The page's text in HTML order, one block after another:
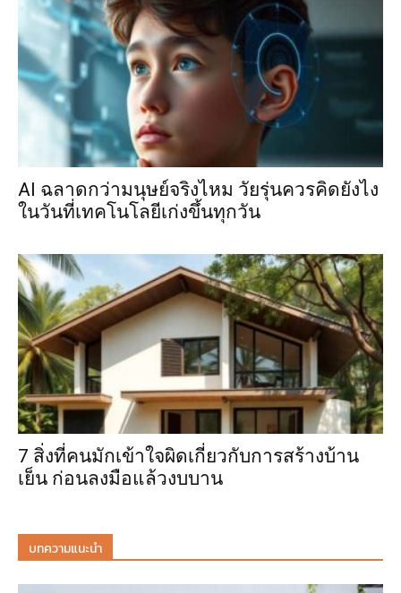
AI ฉลาดกว่ามนุษย์จริงไหม วัยรุ่นควรคิดยังไง
ในวันที่เทคโนโลยีเก่งขึ้นทุกวัน
7 สิ่งที่คนมักเข้าใจผิดเกี่ยวกับการสร้างบ้าน
เย็น ก่อนลงมือแล้วงบบาน
บทความแนะนำ